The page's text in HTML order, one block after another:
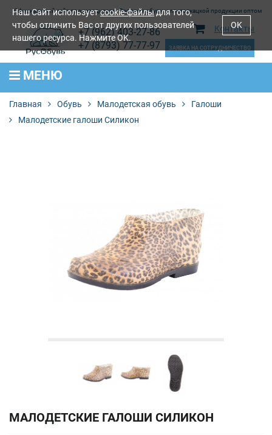
Официальный сайт производителя. Продажа обуви и лентоткацкой продукции оптом
+7 (962) 403-27-86
+7 (8793) 77-77-97
ЗАЯВКА НА СОТРУДНИЧЕСТВО
Контакты
МЕНЮ
Главная Обувь Малодетская обувь
Галоши
Малодетские галоши Силикон
МАЛОДЕТСКИЕ ГАЛОШИ СИЛИКОН
Наш Сайт используетcookie-файлыдля того,
чтобы отличить Вас от других пользователей
нашего ресурса. Нажмите OK.
OK